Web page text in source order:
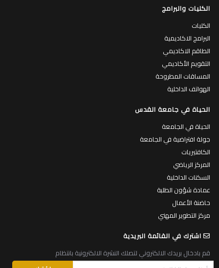
الكليات والبرامج
الكليات
البرامج الاكاديمية
الطاقم الاكاديمي
التقويم الأكاديمي
المساقات المطروحة
الهواتف الداخلية
الحياة في جامعة القدس
الحياة في الجامعة
جولة افتراضية في الجامعة
الكافتيريات
المركز الرياضي
السكنات الداخلية
عمادة شؤون الطلبة
حاضنة الأعمال
مركز التطوير المهني
اشترك في القائمة البريدية
قم بادخال بريدك الالكتروني لتصلك النشرة الالكترونية بانتظام